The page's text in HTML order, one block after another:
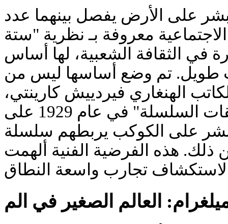
على الأرض يفصل بينهما عدد
معروفة بـ نظرية "ستة
في الثقافة الشعبية، لها أساس
طويل. تم وضع أساسها ليس من
الهنغاري فيردييش كارينتي،
الذي أطلق في قصة "حلقات السلسلة" في عام 1929 على
على الكوكب يربطهم سلسلة
هذه الفرضية الفنية ألهمت